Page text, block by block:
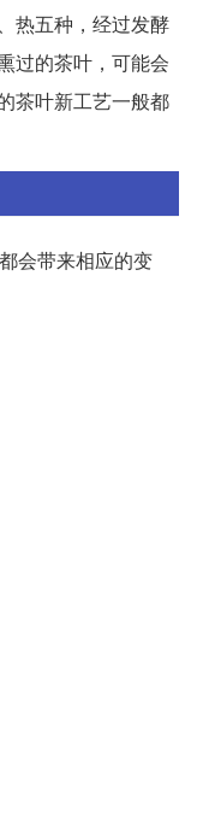
热五种，经过发酵
过的茶叶，可能会
茶叶新工艺一般都
会带来相应的变